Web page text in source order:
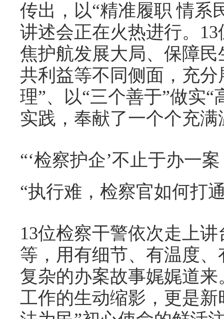
传出，以“精准履职 情系
讲述会正在火热进行。
焦护航发展大局、保障
共利益等不同侧面，充
理”、以“三个善于”做实
实践，奉献了一个个充
“‘检察护企’不止于办一
“执行难，检察官如何打
13位检察干警依次走上
等，用有细节、有温度
复杂的办案故事娓娓道
工作的生动缩影，更是